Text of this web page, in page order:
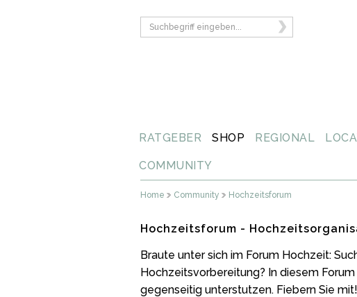
RATGEBER SHOP REGIONAL
COMMUNITY
Home Community Hochzeitsforum
Hochzeitsforum -
Braute unter sich im Forum Hochzeit:
Hochzeitsvorbereitung? In diesem
gegenseitig unterstutzen. Fiebern Sie mit!